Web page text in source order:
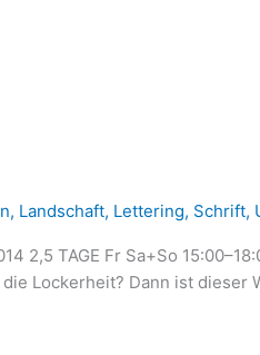
, Landschaft, Lettering, Schrift,
2,5 TAGE Fr Sa+So
Lockerheit? Dann ist